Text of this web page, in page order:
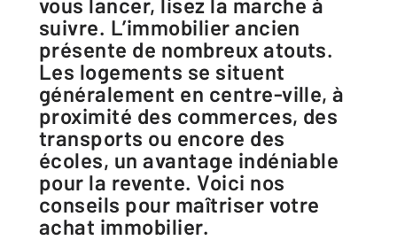
suivre. L’immobilier ancien
présente de nombreux atouts.
Les logements se situent
généralement en centre-ville, à
proximité des commerces, des
transports ou encore des
écoles, un avantage indéniable
pour la revente. Voici nos
conseils pour maîtriser votre
achat immobilier.